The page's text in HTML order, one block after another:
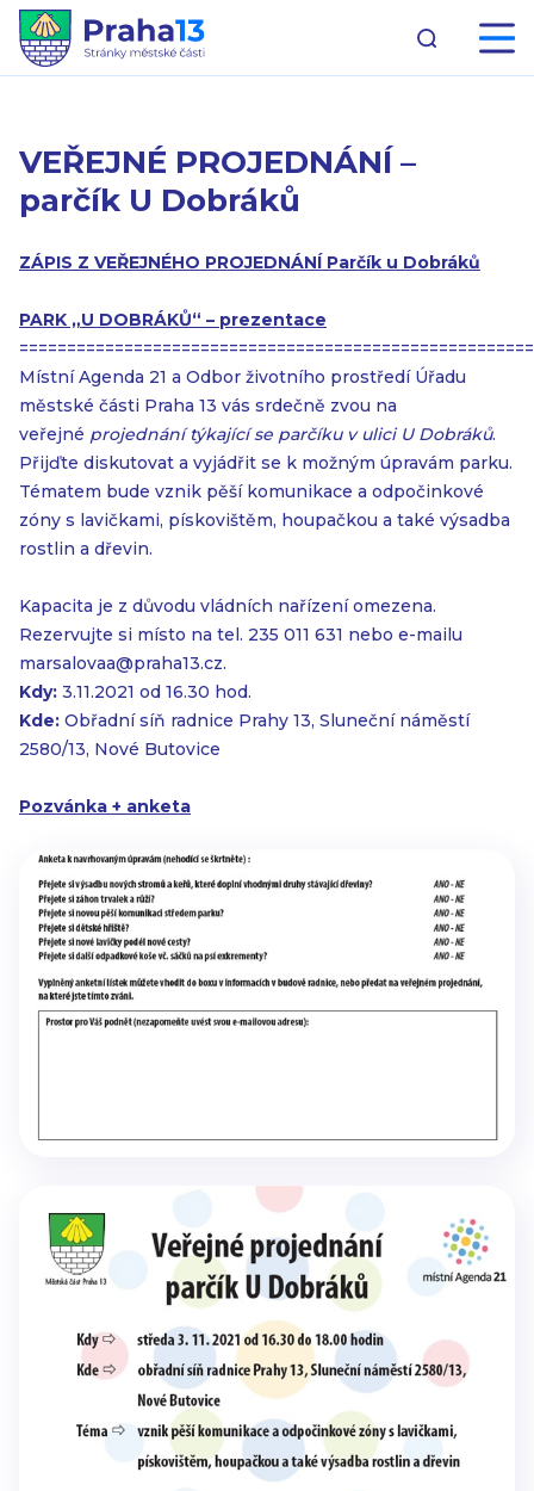
VEŘEJNÉ PROJEDNÁNÍ –
parčík U Dobráků
ZÁPIS Z VEŘEJNÉHO PROJEDNÁNÍ Parčík u Dobráků
PARK „U DOBRÁKŮ“ – prezentace
Místní Agenda 21 a Odbor životního prostředí Úřadu
městské části Praha 13 vás srdečně zvou na
veřejné projednání týkající se parčíku v ulici U Dobráků.
Přijďte diskutovat a vyjádřit se k možným úpravám parku.
Tématem bude vznik pěší komunikace a odpočinkové
zóny s lavičkami, pískovištěm, houpačkou a také výsadba
rostlin a dřevin.
Kapacita je z důvodu vládních nařízení omezena.
Rezervujte si místo na tel. 235 011 631 nebo e-mailu
marsalovaa@praha13.cz.
Kdy: 3.11.2021 od 16.30 hod.
Kde: Obřadní síň radnice Prahy 13, Sluneční náměstí
2580/13, Nové Butovice
Pozvánka + anketa